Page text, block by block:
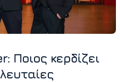
Ποιος κερδίζει